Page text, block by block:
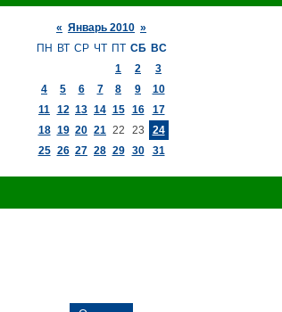
« Январь 2010 »
ПН ВТ СР ЧТ ПТ СБ ВС
1
2
3
4
5 6 7 8 9
10
11
12 13 14 15 16
17
18 19 20 21 22 23
24
25 26 27 28 29 30 31